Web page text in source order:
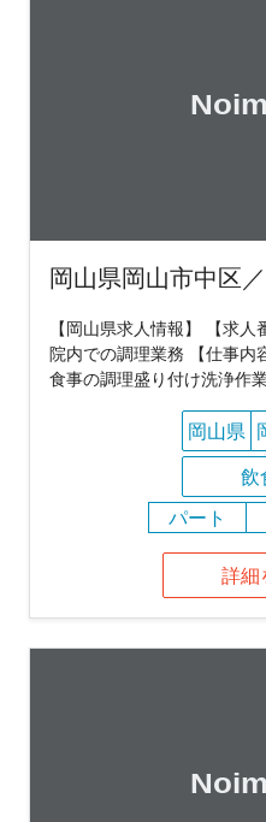
岡山県岡山市中区
【岡山県求人情報】 【求
院内での調理業務 【仕事内
食事の調理盛り付け洗浄作
岡山県
飲
パート
詳細